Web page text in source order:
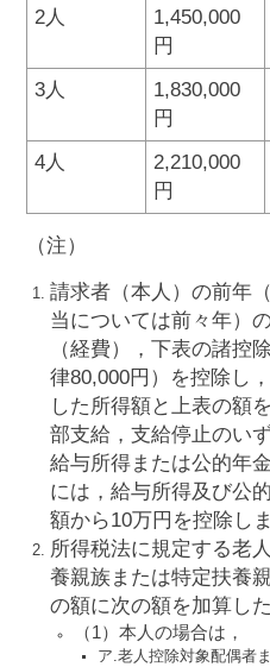
2人
1,450,000
円
3人
1,830,000
円
4人
2,210,000
円
（注）
請求者（本人）の前年
当については前々年）
（経費），下表の諸控
律80,000円）を控除し
した所得額と上表の額
部支給，支給停止のい
給与所得または公的年
には，給与所得及び公
額から10万円を控除しま
所得税法に規定する老
養親族または特定扶養
の額に次の額を加算し
（1）本人の場合は，
ア.老人控除対象配偶者